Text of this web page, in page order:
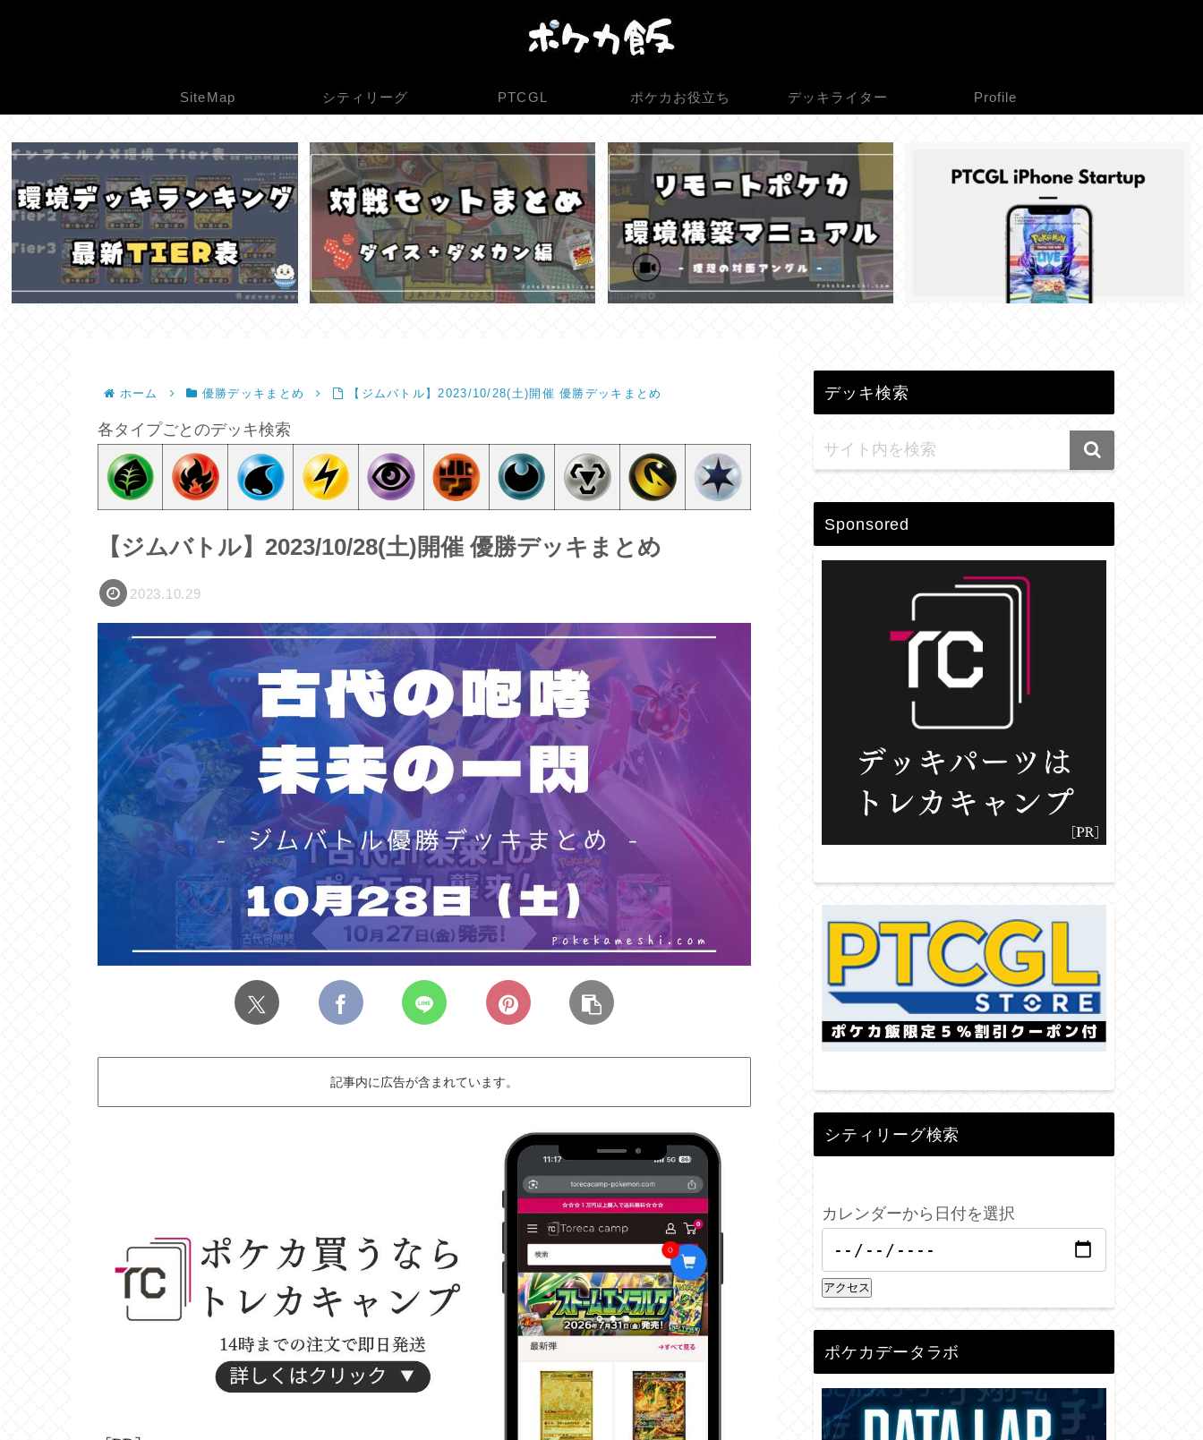
SiteMap シティリーグ PTCGL ポケカお役立ち デッキライター Profile
ホーム 優勝デッキまとめ 【ジムバトル】2023/10/28(土)開催 優勝デッキまとめ
各タイプごとのデッキ検索
【ジムバトル】2023/10/28(土)開催 優勝デッキまとめ
2023.10.29
記事内に広告が含まれています。
デッキ検索
Sponsored
シティリーグ検索
カレンダーから日付を選択
アクセス
ポケカデータラボ